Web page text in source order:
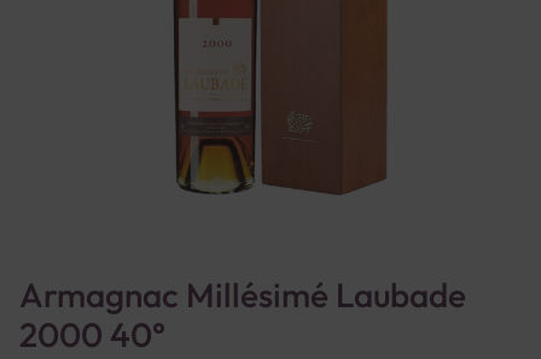
Armagnac Millésimé Laubade
2000 40°